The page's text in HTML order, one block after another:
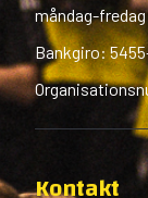
måndag-
Bankgiro:
Kontakt